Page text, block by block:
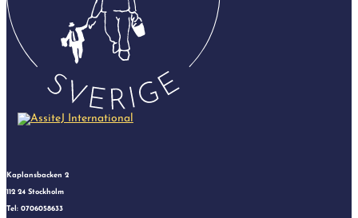
Kaplansbacken 2
112 24 Stockholm
Tel: 0706058633